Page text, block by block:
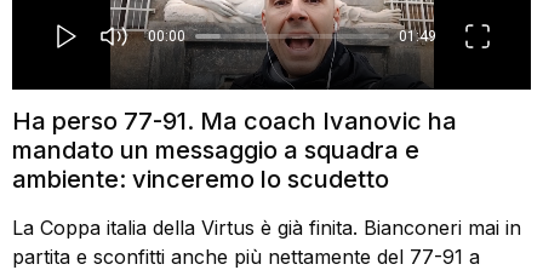
Ha perso 77-91. Ma coach Ivanovic ha
mandato un messaggio a squadra e
ambiente: vinceremo lo scudetto
La Coppa italia della Virtus è già finita. Bianconeri mai in
partita e sconfitti anche più nettamente del 77-91 a